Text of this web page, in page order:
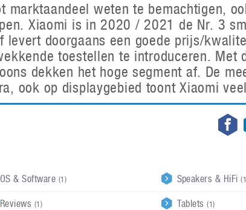
weten te bemachtigen,
Xiaomi is in 2020 / 2021 de Nr. 3
doorgaans een goede prijs/
toestellen te introduceren. Met
dekken het hoge segment af. De
ook op displaygebied toont Xiaomi
OS & Software (1)
Reviews (1)
Speakers & HiFi
Tablets(1)